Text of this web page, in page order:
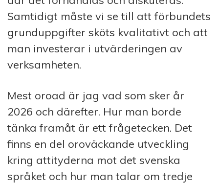
Samtidigt måste vi se till att förbundets
grunduppgifter sköts kvalitativt och att
man investerar i utvärderingen av
verksamheten.
Mest oroad är jag vad som sker år
2026 och därefter. Hur man borde
tänka framåt är ett frågetecken. Det
finns en del oroväckande utveckling
kring attityderna mot det svenska
språket och hur man talar om tredje